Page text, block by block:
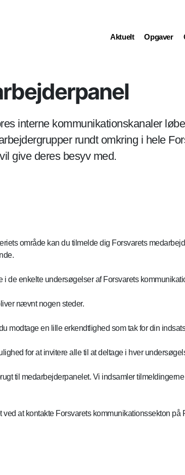
Aktuelt
(current) Opgaver
(current)
interne kommunikationskanaler
rundt omkring i hele
give deres besyv med.
område kan du tilmelde dig Forsvarets
i de enkelte undersøgelser af Forsvarets
nævnt nogen steder.
modtage en lille erkendtlighed som tak for din
for at invitere alle til at deltage i hver
til medarbejderpanelet. Vi indsamler
ved at kontakte Forsvarets kommunikationssekton